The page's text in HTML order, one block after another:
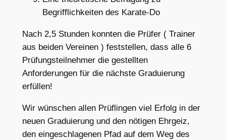
Begrifflichkeiten des Karate-Do
Nach 2,5 Stunden konnten die Prüfer ( Trainer
aus beiden Vereinen ) feststellen, dass alle 6
Prüfungsteilnehmer die gestellten
Anforderungen für die nächste Graduierung
erfüllen!
Wir wünschen allen Prüflingen viel Erfolg in der
neuen Graduierung und den nötigen Ehrgeiz,
den eingeschlagenen Pfad auf dem Weg des